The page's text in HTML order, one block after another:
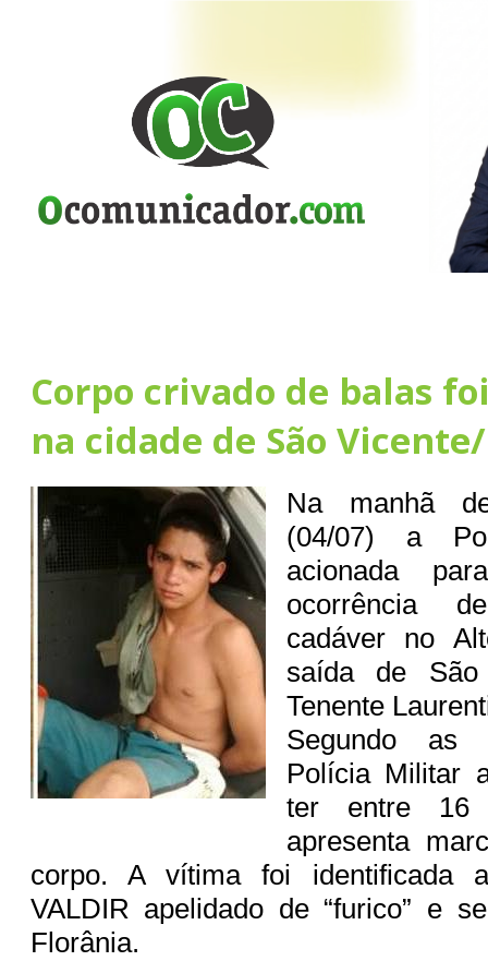
Corpo crivado de balas
na cidade de São
Na manhã
(04/07) a
acionada
ocorrência
cadáver no
saída de São
Tenente
Segundo as
Polícia Militar
ter entre
apresenta
corpo. A vítima foi identificada
VALDIR apelidado de “furico” e
Florânia.